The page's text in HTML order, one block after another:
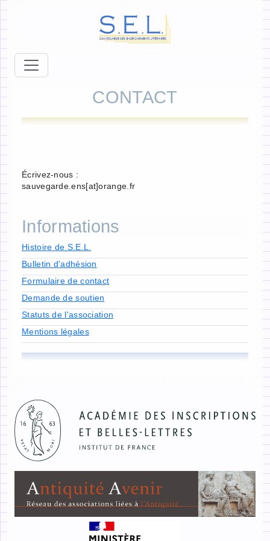
CONTACT
Informations
Histoire de S.E.L.
Bulletin d'adhésion
Formulaire de contact
Demande de soutien
Statuts de l'association
Mentions légales
Écrivez-nous :
sauvegarde.ens[at]orange.fr